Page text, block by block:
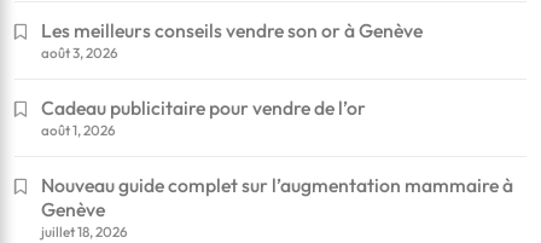
Les meilleurs conseils vendre son or à Genève
août 3, 2026
Cadeau publicitaire pour vendre de l’or
août 1, 2026
Nouveau guide complet sur l’augmentation mammaire à
Genève
juillet 18, 2026